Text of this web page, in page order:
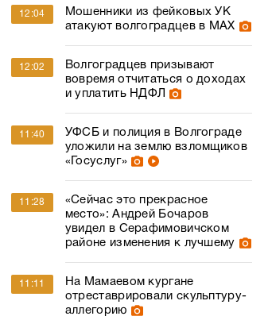
12:04
Мошенники из фейковых УК
атакуют волгоградцев в МАХ
12:02
Волгоградцев призывают
вовремя отчитаться о доходах
и уплатить НДФЛ
11:40
УФСБ и полиция в Волгограде
уложили на землю взломщиков
«Госуслуг»
11:28
«Сейчас это прекрасное
место»: Андрей Бочаров
увидел в Серафимовичском
районе изменения к лучшему
11:11
На Мамаевом кургане
отреставрировали скульптуру-
аллегорию